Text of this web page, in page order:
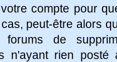
compte pour
peut-être alors
de
n'ayant rien